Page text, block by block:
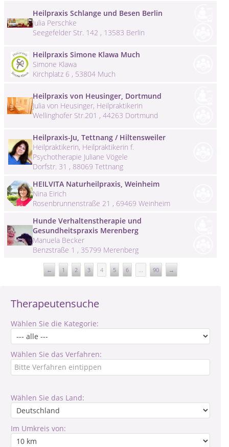
Therapeutensuche
Wählen Sie die Kategorie:
Wählen Sie das Verfahren:
Wählen Sie das Land:
Im Umkreis von:
Heilpraxis Schlange und Besen Berlin
Julia Perschke
Seegefelder Str. 142 , 13583 Berlin
Heilpraxis Simone Klawa Much
Simone Klawa
Kirchplatz 6 , 53804 Much
Heilpraxis von Heusinger, Dortmund
Julia von Heusinger, Heilpraktikerin
Wellinghofer Str.201 , 44263 Dortmund
Heilpraxis-Ju, Tettnang / Hiltensweiler
Heilpraktikerin, Heilpraktikerin f.
Psychotherapie Juliane Vögele
Dorfstr. 31 , 88069 Tettnang
HEILVITA Naturheilpraxis, Weinheim
Nina Eirich
Rosenbrunnenstraße 21 , 69469 Weinheim
Hunde Verhaltenstherapie und
Gesundheitspraxis Merenberg
Manuela Becker
Benzstraße 1 , 35799 Merenberg
← 1 2 3 4 5 6 ... 90 →